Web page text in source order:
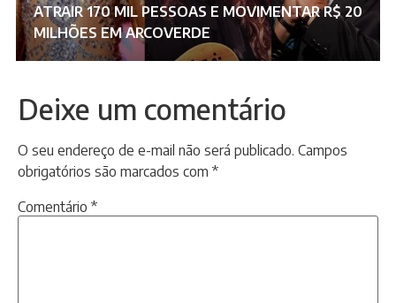
ATRAIR 170 MIL PESSOAS E MOVIMENTAR R$ 20
MILHÕES EM ARCOVERDE
Deixe um comentário
O seu endereço de e-mail não será publicado. Campos
obrigatórios são marcados com *
Comentário *